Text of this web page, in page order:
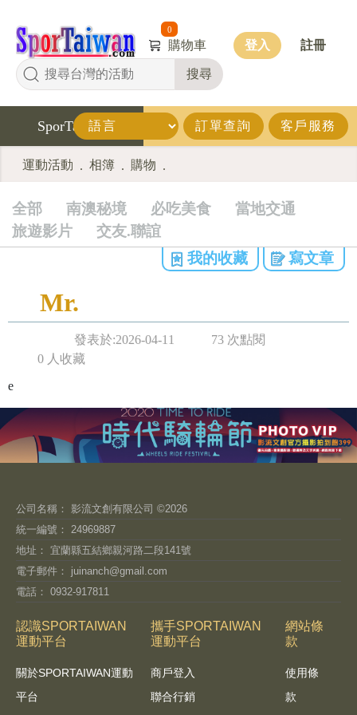
搜尋
0
購物車 登入 註冊
SporTaiwan 訂單查詢 客戶服務
運動活動 . 相簿 . 購物 .
全部 南澳秘境 必吃美食
當地交通
旅遊影片
交友.聯誼
我的收藏
寫文章
Mr.
發表於:2026-04-11
73 次點閱
0 人收藏
e
公司名稱： 影流文創有限公司 ©2026
統一編號： 24969887
地址： 宜蘭縣五結鄉親河路二段141號
電子郵件： juinanch@gmail.com
電話： 0932-917811
認識SPORTAIWAN
運動平台
關於SPORTAIWAN運動
平台
攜手SPORTAIWAN
運動平台
商戶登入
聯合行銷
網站條
款
使用條
款